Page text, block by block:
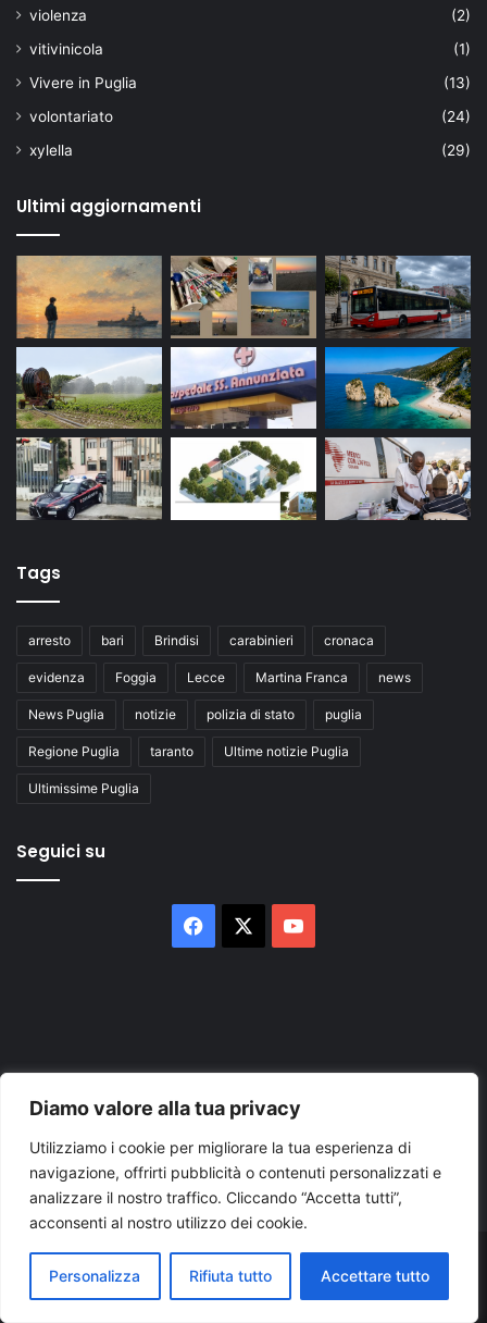
Diamo valore alla tua privacy
Utilizziamo i cookie per migliorare la tua esperienza di
navigazione, offrirti pubblicità o contenuti personalizzati e
analizzare il nostro traffico. Cliccando “Accetta tutti”,
acconsenti al nostro utilizzo dei cookie.
Personalizza Rifiuta tutto Accettare tutto
violenza
(2)
vitivinicola
(1)
Vivere in Puglia
(13)
volontariato
(24)
xylella
(29)
Ultimi aggiornamenti
Tags
arresto bari Brindisi carabinieri cronaca
evidenza Foggia Lecce Martina Franca news
News Puglia notizie polizia di stato puglia
Regione Puglia taranto Ultime notizie Puglia
Ultimissime Puglia
Seguici su
Facebook
Inserisci
tuo
indirizzo
mail
© Copyright 2026, Tutti i diritti riservati |
© Copyright
Pugliapress - Quotidiano online editore associazione giornalisti